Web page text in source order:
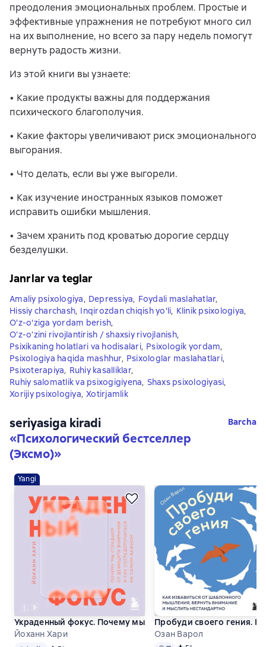
преодоления эмоциональных проблем. Простые и
эффективные упражнения не потребуют много сил
на их выполнение, но всего за пару недель помогут
вернуть радость жизни.
Из этой книги вы узнаете:
• Какие продукты важны для поддержания
психического благополучия.
• Какие факторы увеличивают риск эмоционального
выгорания.
• Что делать, если вы уже выгорели.
• Как изучение иностранных языков поможет
исправить ошибки мышления.
• Зачем хранить под кроватью дорогие сердцу
безделушки.
Janrlar va teglar
Amaliy psixologiya, Depressiya, Foydali maslahatlar,
Hissiy charchash, Inqirozdan chiqish yo'li, Klinik psixologiya,
O'z-o'ziga yordam berish,
O’z-o’zini rivojlantirish / shaxsiy rivojlanish,
Psixikaning holatlari va hodisalari, Psixologik yordam,
Psixologiya haqida mashhur, Psixologlar maslahatlari,
Psixoterapiya, Ruhiy kasalliklar,
Ruhiy salomatlik va psixogigiyena, Shaxs psixologiyasi,
Xorijiy psixologiya, Xotirjamlik
seriyasiga kiradi
«Психологический бестселлер
(Эксмо)»
Barcha
Yangi
Украденный фокус. Почему мы страдаем от дефицита
Йоханн Хари
Пробуди своего гения.
Озан Варол